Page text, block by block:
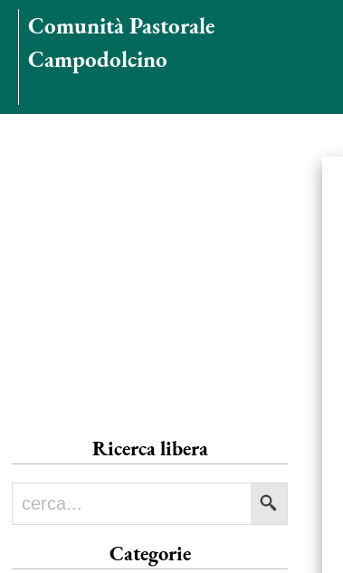
Comunità Pastorale
Campodolcino
Ricerca libera
Categorie